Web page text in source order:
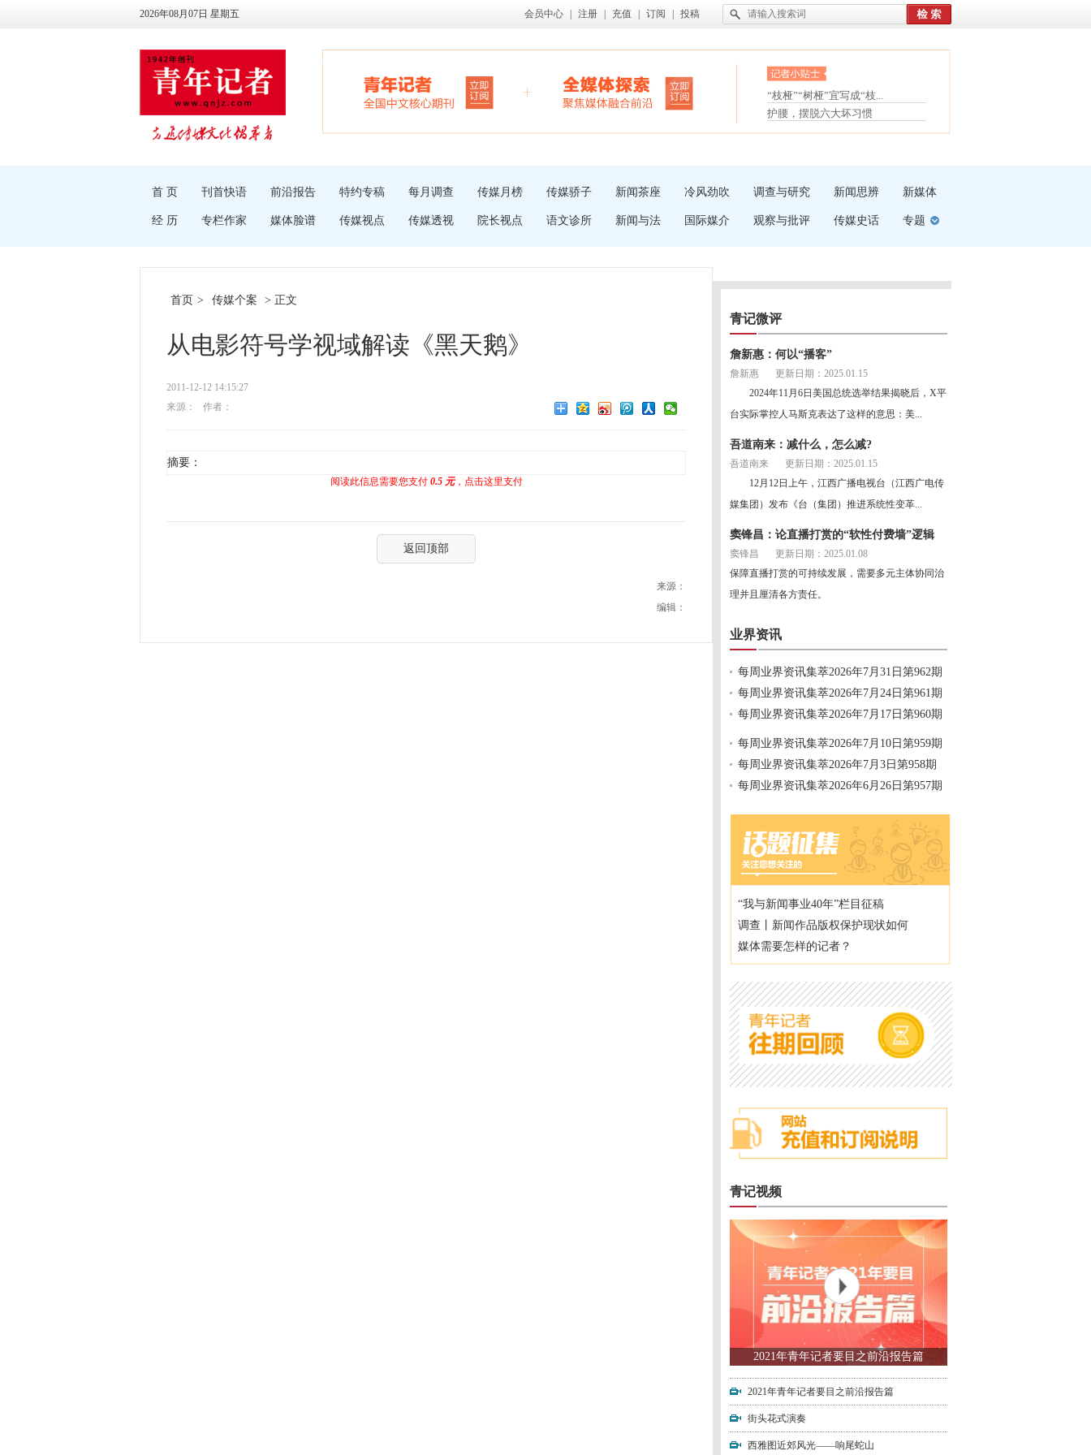
2026年08月07日 星期五 会员中心 注册 充值 订阅 投稿
眼白变红或是结膜下出血
“枝桠”“树桠”宜写成“枝...
夏天缓解疲劳有三招
护腰，摆脱六大坏习惯
受伤了冰敷还是热敷
首 页 刊首快语 前沿报告 特约专稿 每月调查 传媒月榜 传媒骄子 新闻茶座 冷风劲吹 调查与研究 新闻思辨 新媒体
经 历 专栏作家 媒体脸谱 传媒视点 传媒透视 院长视点 语文诊所 新闻与法 国际媒介 观察与批评 传媒史话 专题
首页 > 传媒个案 > 正文
从电影符号学视域解读《黑天鹅》
2011-12-12 14:15:27
来源：
作者：
摘要：
阅读此信息需要您支付 0.5 元，点击这里支付
返回顶部
来源：
编辑：
青记微评
詹新惠：何以“播客”
詹新惠
更新日期：2025.01.15
2024年11月6日美国总统选举结果揭晓后，X平
台实际掌控人马斯克表达了这样的意思：美...
吾道南来：减什么，怎么减?
吾道南来
更新日期：2025.01.15
12月12日上午，江西广播电视台（江西广电传
媒集团）发布《台（集团）推进系统性变革...
窦锋昌：论直播打赏的“软性付费墙”逻辑
窦锋昌
更新日期：2025.01.08
保障直播打赏的可持续发展，需要多元主体协同治
理并且厘清各方责任。
业界资讯
每周业界资讯集萃2026年7月31日第962期
每周业界资讯集萃2026年7月24日第961期
每周业界资讯集萃2026年7月17日第960期
每周业界资讯集萃2026年7月10日第959期
每周业界资讯集萃2026年7月3日第958期
每周业界资讯集萃2026年6月26日第957期
“我与新闻事业40年”栏目征稿
调查丨新闻作品版权保护现状如何
媒体需要怎样的记者？
青记视频
2021年青年记者要目之前沿报告篇
2021年青年记者要目之前沿报告篇
街头花式演奏
西雅图近郊风光——响尾蛇山